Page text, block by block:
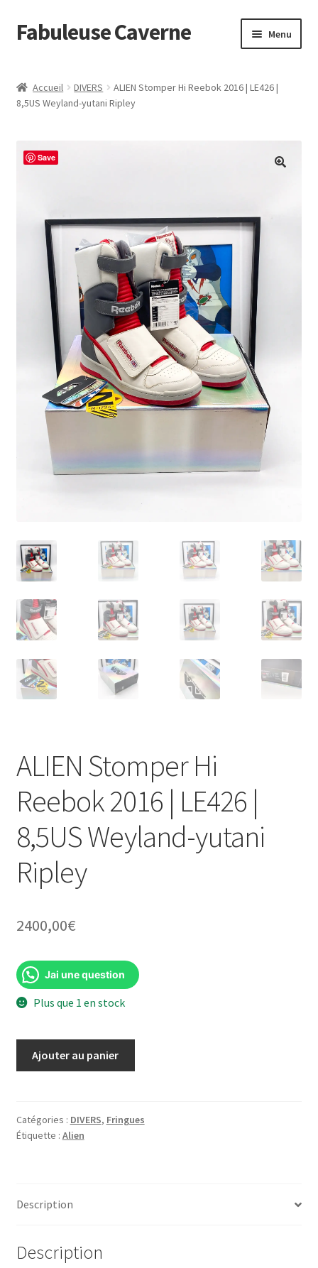
Aller
à
navigation
Aller
au
Fabuleuse Caverne Menu
En boutique
enfant
Accueil DIVERS
ALIEN Stomper Hi Reebok 2016 | LE426 |
8,5US Weyland-yutani Ripley
Save
ALIEN Stomper Hi
Reebok 2016 | LE426 |
8,5US Weyland-yutani
Ripley
2400,00€
Jai une question
Plus que 1 en stock
Hi
Reebok
|
yutani
Ajouter au panier
Catégories : DIVERS, Fringues
Étiquette : Alien
Description
Description